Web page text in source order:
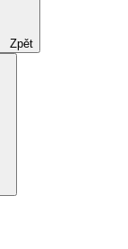
Zpět